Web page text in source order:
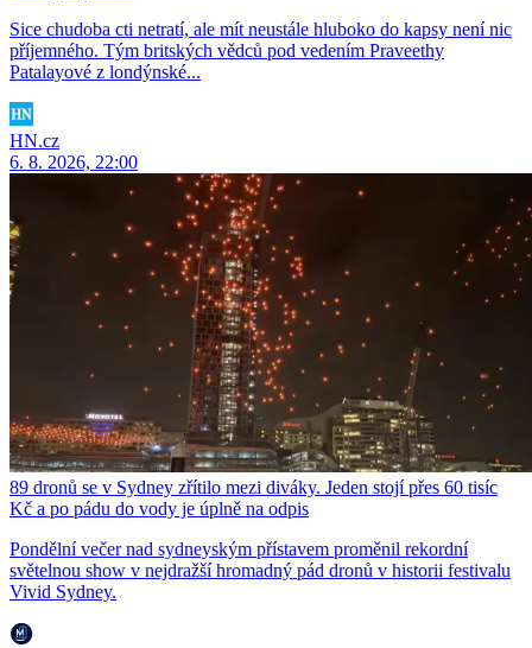
Sice chudoba cti netratí, ale mít neustále hluboko do kapsy není nic
příjemného. Tým britských vědců pod vedením Praveethy
Patalayové z londýnské...
HN.cz
6. 8. 2026, 22:00
89 dronů se v Sydney zřítilo mezi diváky. Jeden stojí přes 60 tisíc
Kč a po pádu do vody je úplně na odpis
Pondělní večer nad sydneyským přístavem proměnil rekordní
světelnou show v nejdražší hromadný pád dronů v historii festivalu
Vivid Sydney.